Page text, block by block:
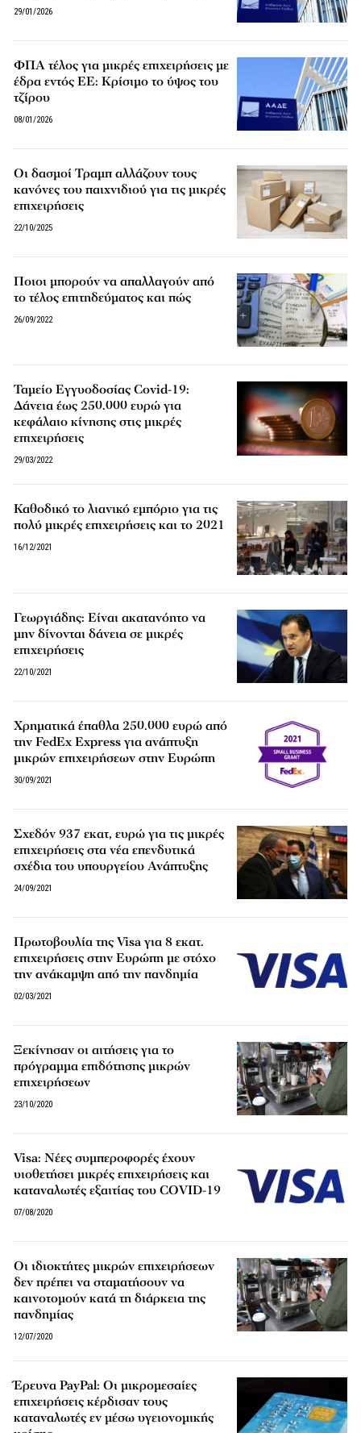
29/01/2026
ΦΠΑ τέλος για μικρές επιχειρήσεις με
έδρα εντός ΕΕ: Κρίσιμο το ύψος του
τζίρου
08/01/2026
Οι δασμοί Τραμπ αλλάζουν τους
κανόνες του παιχνιδιού για τις μικρές
επιχειρήσεις
22/10/2025
Ποιοι μπορούν να απαλλαγούν από
το τέλος επιτηδεύματος και πώς
26/09/2022
Ταμείο Εγγυοδοσίας Covid-19:
Δάνεια έως 250.000 ευρώ για
κεφάλαιο κίνησης στις μικρές
επιχειρήσεις
29/03/2022
Καθοδικό το λιανικό εμπόριο για τις
πολύ μικρές επιχειρήσεις και το 2021
16/12/2021
Γεωργιάδης: Είναι ακατανόητο να
μην δίνονται δάνεια σε μικρές
επιχειρήσεις
22/10/2021
Χρηματικά έπαθλα 250.000 ευρώ από
την FedEx Express για ανάπτυξη
μικρών επιχειρήσεων στην Ευρώπη
30/09/2021
Σχεδόν 937 εκατ, ευρώ για τις μικρές
επιχειρήσεις στα νέα επενδυτικά
σχέδια του υπουργείου Ανάπτυξης
24/09/2021
Πρωτοβουλία της Visa για 8 εκατ.
επιχειρήσεις στην Ευρώπη με στόχο
την ανάκαμψη από την πανδημία
02/03/2021
Ξεκίνησαν οι αιτήσεις για το
πρόγραμμα επιδότησης μικρών
επιχειρήσεων
23/10/2020
Visa: Νέες συμπεροφορές έχουν
υιοθετήσει μικρές επιχειρήσεις και
καταναλωτές εξαιτίας του COVID-19
07/08/2020
Οι ιδιοκτήτες μικρών επιχειρήσεων
δεν πρέπει να σταματήσουν να
καινοτομούν κατά τη διάρκεια της
πανδημίας
12/07/2020
Έρευνα PayPal: Οι μικρομεσαίες
επιχειρήσεις κέρδισαν τους
καταναλωτές εν μέσω υγειονομικής